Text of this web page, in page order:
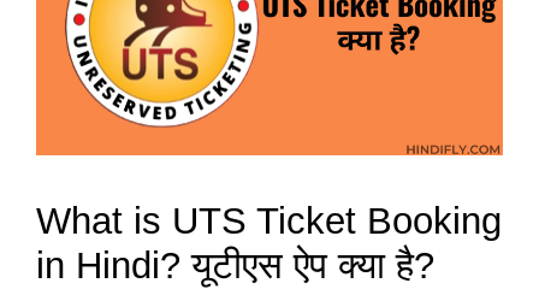
What is UTS Ticket Booking
in Hindi? यूटीएस ऐप क्या है?